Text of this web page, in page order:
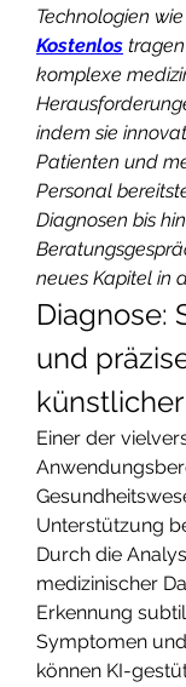
Technologien wie
Kostenlos
komplexe
indem sie
Patienten und
Personal
Diagnosen bis
neues Kapitel in
Diagnose:
und
Einer der
Unterstützung
Durch die
medizinischer
Erkennung
Symptomen
können KI-